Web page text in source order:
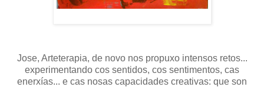
Jose, Arteterapia, de novo nos propuxo intensos retos...
experimentando cos sentidos, cos sentimentos, cas
enerxías... e cas nosas capacidades creativas: que son